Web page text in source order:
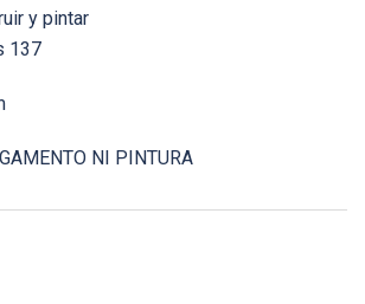
y pintar
137
NI PINTURA